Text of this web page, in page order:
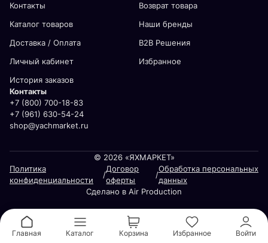
Контакты
Возврат товара
Каталог товаров
Наши бренды
Доставка / Оплата
В2В Решения
Личный кабинет
Избранное
История заказов
Контакты
+7 (800) 700-18-83
+7 (961) 630-54-24
shop@yachmarket.ru
© 2026 «ЯХМАРКЕТ»
Политика
конфиденциальности
/
Договор
оферты
/
Обработка персональных
данных
Сделано в Air Production
Главная Каталог Корзина Избранное Войти